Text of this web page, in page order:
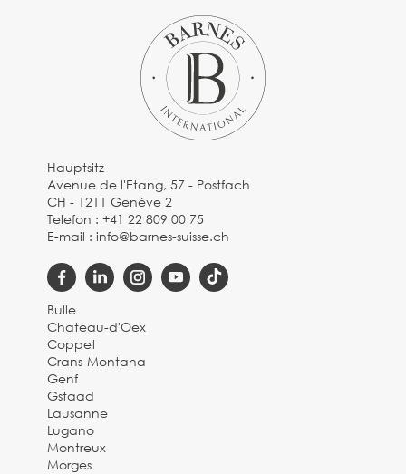
Hauptsitz
Avenue de l'Etang, 57 - Postfach
CH - 1211 Genève 2
Telefon :+41 22 809 00 75
E-mail :info@barnes-suisse.ch
Bulle
Chateau-d'Oex
Coppet
Crans-Montana
Genf
Gstaad
Lausanne
Lugano
Montreux
Morges